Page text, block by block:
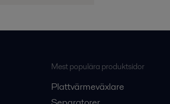
Mest populära produktsidor
Plattvärmeväxlare